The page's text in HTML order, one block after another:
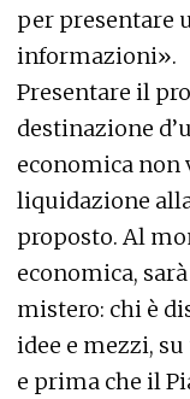
per presentare
informazioni».
Presentare il
destinazione
economica non
liquidazione
proposto. Al
economica,
mistero: chi è
idee e mezzi,
e prima che il